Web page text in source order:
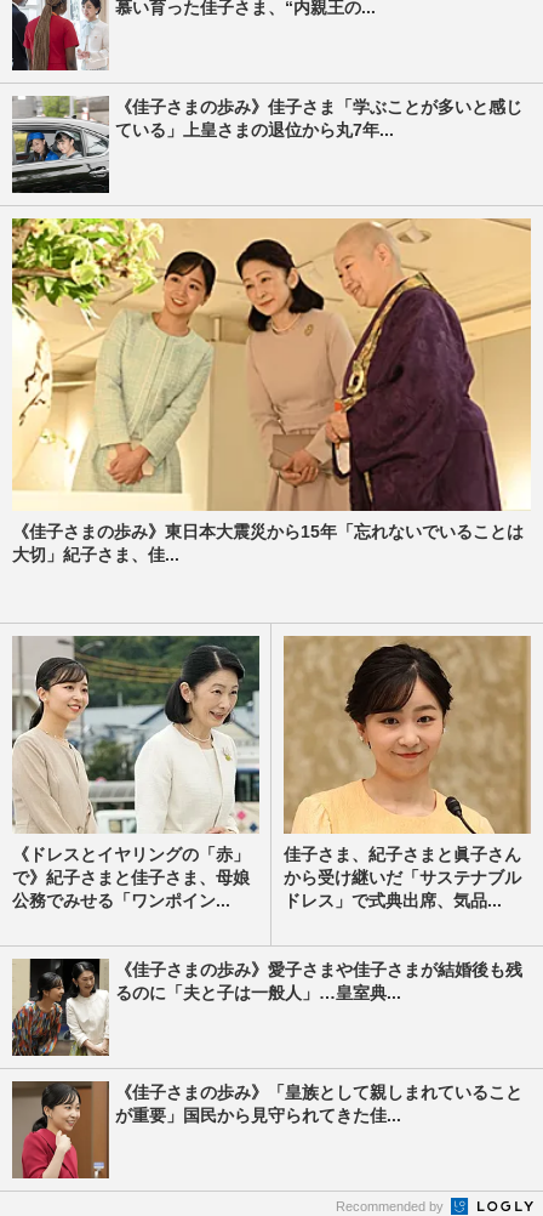
慕い育った佳子さま、“内親王の...
《佳子さまの歩み》佳子さま「学ぶことが多いと感じ
ている」上皇さまの退位から丸7年...
《佳子さまの歩み》東日本大震災から15年「忘れないでいることは
大切」紀子さま、佳...
《ドレスとイヤリングの「赤」
で》紀子さまと佳子さま、母娘
公務でみせる「ワンポイン...
佳子さま、紀子さまと眞子さん
から受け継いだ「サステナブル
ドレス」で式典出席、気品...
《佳子さまの歩み》愛子さまや佳子さまが結婚後も残
るのに「夫と子は一般人」…皇室典...
《佳子さまの歩み》「皇族として親しまれていること
が重要」国民から見守られてきた佳...
Recommended by